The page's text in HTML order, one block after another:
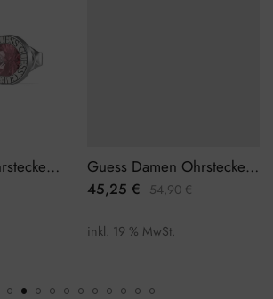
Guess Damen Ohrstecker JUBE02244JWRHPKTU Guess Damen Ohrstecker JUBE03134JWYGLATU
45,25 € 54,90€
inkl. 19 % MwSt.